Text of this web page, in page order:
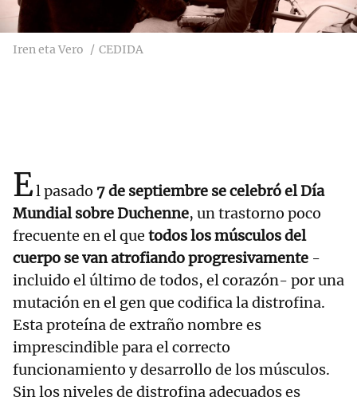
Iren eta Vero CEDIDA
El pasado 7 de septiembre se celebró el Día
Mundial sobre Duchenne, un trastorno poco
frecuente en el que todos los músculos del
cuerpo se van atrofiando progresivamente -
incluido el último de todos, el corazón- por una
mutación en el gen que codifica la distrofina.
Esta proteína de extraño nombre es
imprescindible para el correcto
funcionamiento y desarrollo de los músculos.
Sin los niveles de distrofina adecuados es